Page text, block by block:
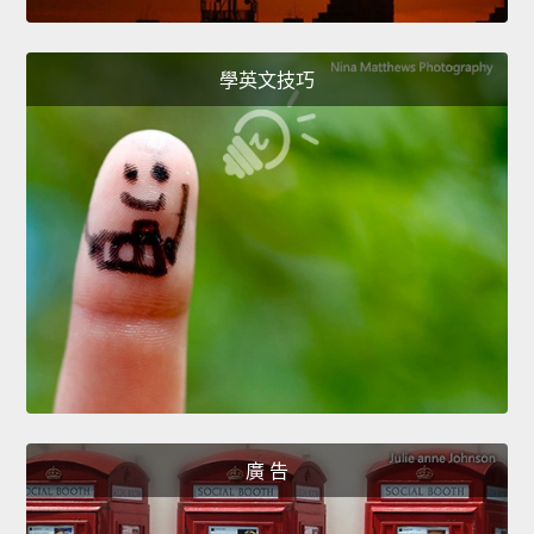
學英文技巧
廣 告